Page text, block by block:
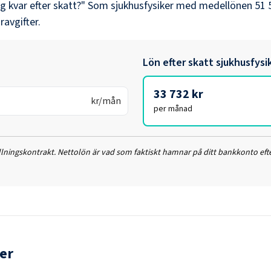
kvar efter skatt?" Som sjukhusfysiker med medellönen 51
kr/mån
Lön efter skatt
33 732 kr
per månad
Nettolön är vad som faktiskt hamnar på ditt bankkonto